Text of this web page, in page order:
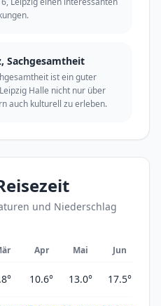
Sachgesamtheit
ist ein guter
Halle nicht nur über
auch kulturell zu erleben.
und Niederschlag
Apr Mai Jun
10.6° 13.0° 17.5°